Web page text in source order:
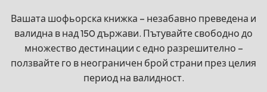
Вашата шофьорска книжка – незабавно преведена и
валидна в над 150 държави. Пътувайте свободно до
множество дестинации с едно разрешително –
ползвайте го в неограничен брой страни през целия
период на валидност.